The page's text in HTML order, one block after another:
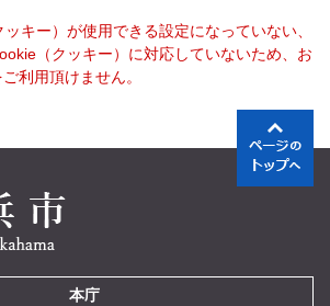
キー）が使用できる設定になっていない、
（クッキー）に対応していないため、お
利用頂けません。
本庁